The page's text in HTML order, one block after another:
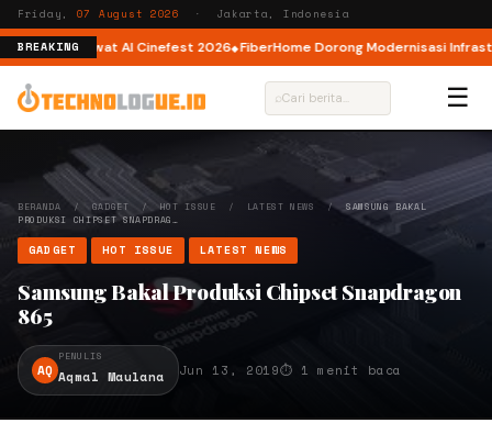
Friday, 07 August 2026 · Jakarta, Indonesia
BREAKING
AI lewat AI Cinefest 2026 FiberHome Dorong Modernisasi
⌕ ☰
BERANDA /GADGET /HOT ISSUE / LATEST NEWS / SAMSUNG BAKAL
PRODUKSI CHIPSET SNAPDRAG…
GADGET HOT ISSUE LATEST NEWS
Samsung Bakal Produksi Chipset Snapdragon
865
AQ
PENULIS
Aqmal Maulana Jun 13, 2019⏱ 1 menit baca